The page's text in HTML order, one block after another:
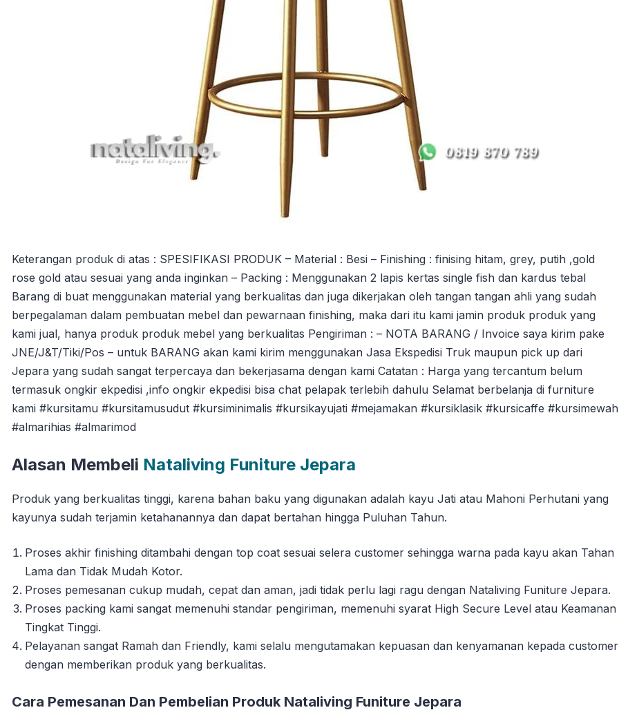
Keterangan produk di atas : SPESIFIKASI PRODUK – Material : Besi – Finishing : finising hitam, grey, putih ,gold
rose gold atau sesuai yang anda inginkan – Packing : Menggunakan 2 lapis kertas single fish dan kardus tebal
Barang di buat menggunakan material yang berkualitas dan juga dikerjakan oleh tangan tangan ahli yang sudah
berpegalaman dalam pembuatan mebel dan pewarnaan finishing, maka dari itu kami jamin produk produk yang
kami jual, hanya produk produk mebel yang berkualitas Pengiriman : – NOTA BARANG / Invoice saya kirim pake
JNE/J&T/Tiki/Pos – untuk BARANG akan kami kirim menggunakan Jasa Ekspedisi Truk maupun pick up dari
Jepara yang sudah sangat terpercaya dan bekerjasama dengan kami Catatan : Harga yang tercantum belum
termasuk ongkir ekpedisi ,info ongkir ekpedisi bisa chat pelapak terlebih dahulu Selamat berbelanja di furniture
kami #kursitamu #kursitamusudut #kursiminimalis #kursikayujati #mejamakan #kursiklasik #kursicaffe #kursimewah
#almarihias #almarimod
Alasan Membeli Nataliving Funiture Jepara
Produk yang berkualitas tinggi, karena bahan baku yang digunakan adalah kayu Jati atau Mahoni Perhutani yang
kayunya sudah terjamin ketahanannya dan dapat bertahan hingga Puluhan Tahun.
Proses akhir finishing ditambahi dengan top coat sesuai selera customer sehingga warna pada kayu akan Tahan
Lama dan Tidak Mudah Kotor.
Proses pemesanan cukup mudah, cepat dan aman, jadi tidak perlu lagi ragu dengan Nataliving Funiture Jepara.
Proses packing kami sangat memenuhi standar pengiriman, memenuhi syarat High Secure Level atau Keamanan
Tingkat Tinggi.
Pelayanan sangat Ramah dan Friendly, kami selalu mengutamakan kepuasan dan kenyamanan kepada customer
dengan memberikan produk yang berkualitas.
Cara Pemesanan Dan Pembelian Produk Nataliving Funiture Jepara